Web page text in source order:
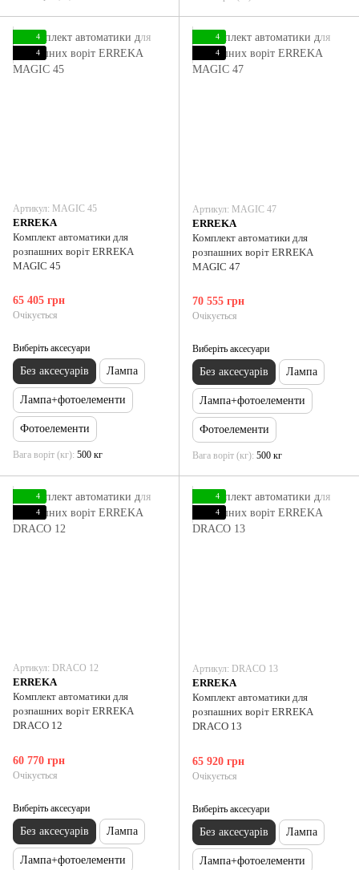
4
4
Артикул: MAGIC 45
ERREKA
Комплект автоматики для
розпашних воріт ERREKA
MAGIC 45
65 405 грн
Очікується
Виберіть аксесуари
Без аксесуарів Лампа
Лампа+фотоелементи
Фотоелементи
Вага воріт (кг) 500 кг
4
4
Артикул: MAGIC 47
ERREKA
Комплект автоматики для
розпашних воріт ERREKA
MAGIC 47
70 555 грн
Очікується
Виберіть аксесуари
Без аксесуарів Лампа
Лампа+фотоелементи
Фотоелементи
Вага воріт (кг) 500 кг
4
4
Артикул: DRACO 12
ERREKA
Комплект автоматики для
розпашних воріт ERREKA
DRACO 12
60 770 грн
Очікується
Виберіть аксесуари
Без аксесуарів Лампа
Лампа+фотоелементи
4
4
Артикул: DRACO 13
ERREKA
Комплект автоматики для
розпашних воріт ERREKA
DRACO 13
65 920 грн
Очікується
Виберіть аксесуари
Без аксесуарів Лампа
Лампа+фотоелементи